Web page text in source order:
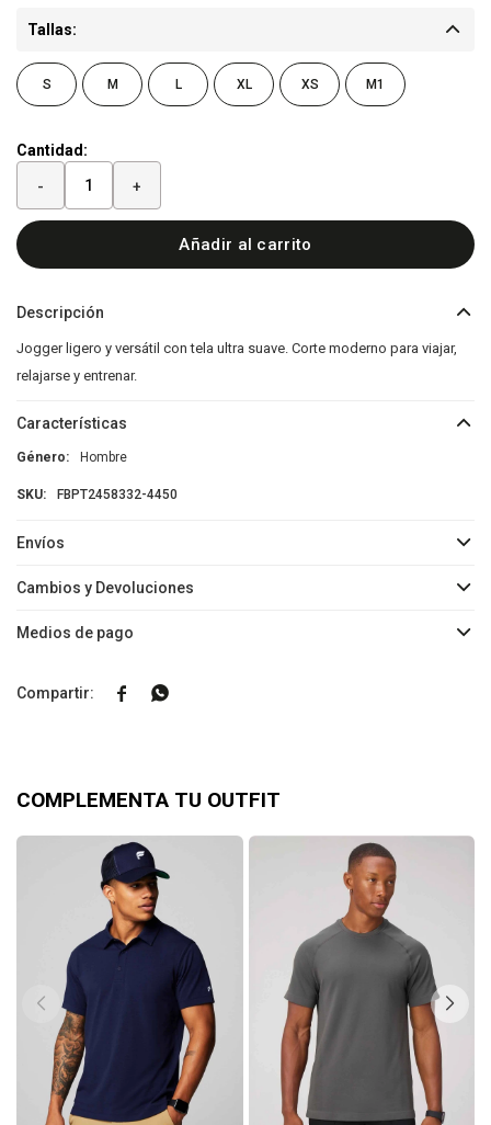
Tallas:
S M L XL XS M1
Cantidad:
- +
Añadir al carrito
Descripción
Jogger ligero y versátil con tela ultra suave. Corte moderno para viajar,
relajarse y entrenar.
Características
Género Hombre
FBPT2458332-4450
Envíos
Cambios y Devoluciones
Medios de pago
 
COMPLEMENTA TU OUTFIT